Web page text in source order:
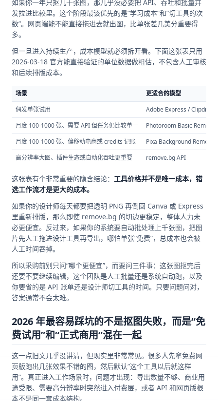
如果你一年只抠几十张图，那几乎没必要把 API、吞吐和批量并
发拉进比较里。这个阶段最该优先的是“学习成本”和“切工具的次
数”。网页端能不能直接拖进去就出图，比单张差几美分重要得
多。
但一旦进入持续生产，成本模型就必须拆开看。下面这张表只用
2026-03-18 官方能直接验证的单位数据做粗估，不包含人工审核
和后续排版成本。
场景
更适合的模型
偶发单张试用
Adobe Express / Clipdrop
月度 100-1000 张、需要 API 但任务仍比较单一
Photoroom Basic Remove
月度 100-1000 张、偏移动电商或 credits 记账
Pixa Background Removal
高分辨率大图、插件生态或自动化吞吐更重要
remove.bg API
这张表有个非常重要的隐含结论： 工具价格并不是唯一成本，错
选工作流才是更大的成本。
如果你的设计师每天都要把透明 PNG 再倒回 Canva 或 Express
里重新排版，那么即使 remove.bg 的切边更稳定，整体人力未
必更便宜。反过来，如果你的系统要自动批处理上千张图，把图
片先人工拖进设计工具再导出，哪怕单张“免费”，总成本也会被
人工时间吞掉。
所以采购前别只问“哪个更便宜”，而要问三件事：这张图抠完后
还要不要继续编辑，这个团队是人工批量还是系统自动跑，以及
你要省的是 API 账单还是设计师切工具的时间。只要问题问对，
答案通常不会太难。
2026 年最容易踩坑的不是抠图失败，而是“免
费试用”和“正式商用”混在一起
这一点旧文几乎没讲清，但现实里非常常见。很多人先拿免费网
页版跑出几张效果不错的图，然后默认“这个工具以后就这样
用”。真正进入工作场景时，问题才出现：导出数量不够、商业用
途受限、需要高分辨率时突然进入付费层，或者 API 和网页版根
本不是同一套成本结构。